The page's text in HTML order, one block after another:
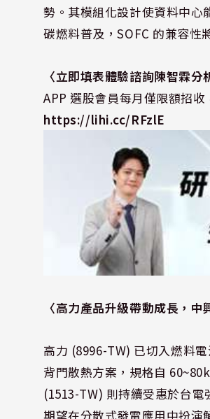
勢。其模組化設計使資料中
碳燃料普及，SOFC 的兼容性
〈立即填表體驗諮詢陳智霖分
APP 選股會員每月僅限額招
https://lihi.cc/RFzlE
〈高力產品升級帶動成長，中
高力 (8996-TW) 已切入燃料
背門散熱方案，規格自
(1513-TW) 則持續受惠於台
期望在分散式發電應用中扮演